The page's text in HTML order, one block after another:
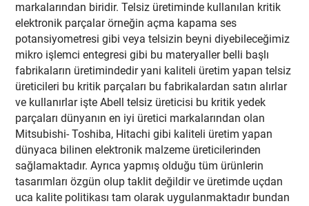
markalarından biridir. Telsiz üretiminde kullanılan kritik
elektronik parçalar örneğin açma kapama ses
potansiyometresi gibi veya telsizin beyni diyebileceğimiz
mikro işlemci entegresi gibi bu materyaller belli başlı
fabrikaların üretimindedir yani kaliteli üretim yapan telsiz
üreticileri bu kritik parçaları bu fabrikalardan satın alırlar
ve kullanırlar işte Abell telsiz üreticisi bu kritik yedek
parçaları dünyanın en iyi üretici markalarından olan
Mitsubishi- Toshiba, Hitachi gibi kaliteli üretim yapan
dünyaca bilinen elektronik malzeme üreticilerinden
sağlamaktadır. Ayrıca yapmış olduğu tüm ürünlerin
tasarımları özgün olup taklit değildir ve üretimde uçdan
uca kalite politikası tam olarak uygulanmaktadır bundan